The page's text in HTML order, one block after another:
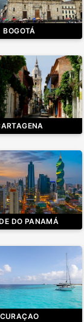
BOGOTÁ
DO PANAMÁ
CURAÇAO